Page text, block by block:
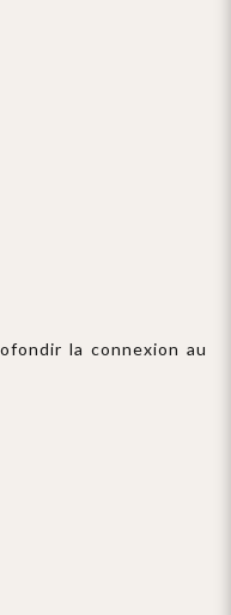
la connexion au